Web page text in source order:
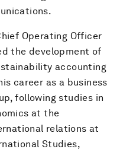
Operating Officer
the development of
accounting
career as a business
following studies in
at the
relations at
Studies,